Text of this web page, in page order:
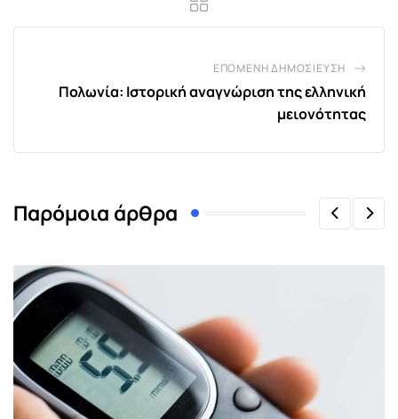
ΕΠΌΜΕΝΗ ΔΗΜΟΣΊΕΥΣΗ
Πολωνία: Ιστορική αναγνώριση της ελληνική
μειονότητας
Παρόμοια άρθρα